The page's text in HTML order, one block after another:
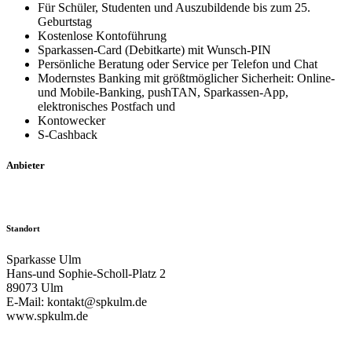
Für Schüler, Studenten und Auszubildende bis zum 25.
Geburtstag
Kostenlose Kontoführung
Sparkassen-Card (Debitkarte) mit Wunsch-PIN
Persönliche Beratung oder Service per Telefon und Chat
Modernstes Banking mit größtmöglicher Sicherheit: Online-
und Mobile-Banking, pushTAN, Sparkassen-App,
elektronisches Postfach und
Kontowecker
S-Cashback
Anbieter
Standort
Sparkasse Ulm
Hans-und Sophie-Scholl-Platz 2
89073 Ulm
E-Mail: kontakt@spkulm.de
www.spkulm.de